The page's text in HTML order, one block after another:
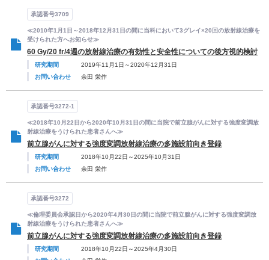
承認番号3709
≪2010年1月1日～2018年12月31日の間に当科において3グレイ×20回の放射線治療を
受けられた方へお知らせ≫
60 Gy/20 fr/4週の放射線治療の有効性と安全性についての後方視的検討
研究期間
2019年11月1日～2020年12月31日
お問い合わせ
余田 栄作
承認番号3272-1
≪2018年10月22日から2020年10月31日の間に当院で前立腺がんに対する強度変調放
射線治療をうけられた患者さんへ≫
前立腺がんに対する強度変調放射線治療の多施設前向き登録
研究期間
2018年10月22日～2025年10月31日
お問い合わせ
余田 栄作
承認番号3272
≪倫理委員会承認日から2020年4月30日の間に当院で前立腺がんに対する強度変調放
射線治療をうけられた患者さんへ≫
前立腺がんに対する強度変調放射線治療の多施設前向き登録
研究期間
2018年10月22日～2025年4月30日